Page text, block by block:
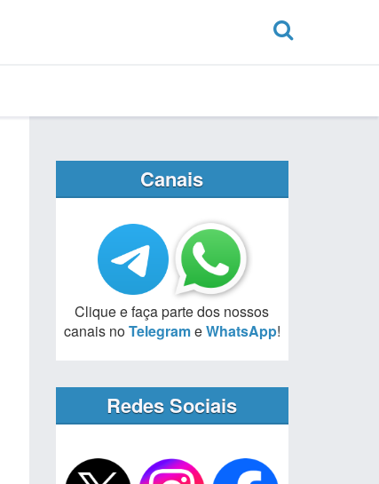
Canais
Clique e faça parte dos nossos
canais noTelegrameWhatsApp!
Redes Sociais